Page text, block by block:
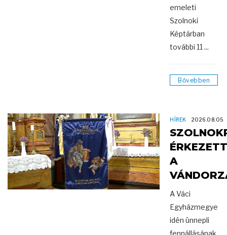
emeleti
Szolnoki
Képtárban
további 11 ...
Bővebben
HÍREK 2026.08.05
ÉRKEZETT
A
A Váci
Egyházmegye
idén ünnepli